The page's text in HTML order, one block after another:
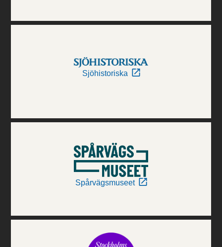
Sjöhistoriska
Spårvägsmuseet